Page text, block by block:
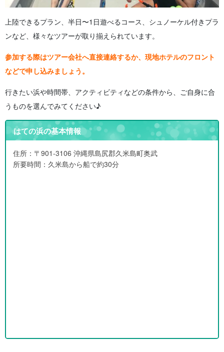
上陸できるプラン、半日〜1日遊べるコース、シュノーケル付きプラ
ンなど、様々なツアーが取り揃えられています。
参加する際はツアー会社へ直接連絡するか、現地ホテルのフロント
などで申し込みましょう。
行きたい浜や時間帯、アクティビティなどの条件から、ご自身に合
うものを選んでみてください♪
はての浜の基本情報
住所：〒901-3106 沖縄県島尻郡久米島町奥武
所要時間：久米島から船で約30分